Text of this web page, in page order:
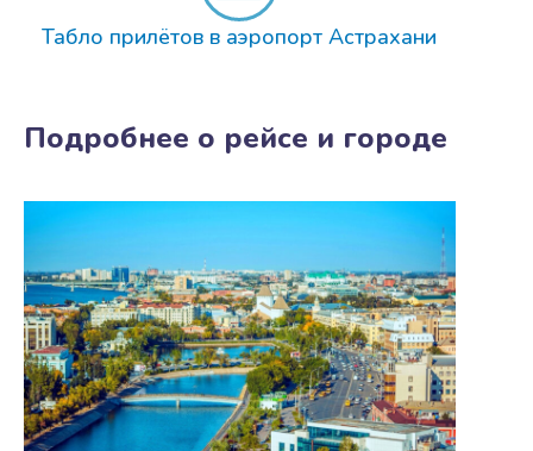
Табло прилётов в аэропорт Астрахани
Подробнее о рейсе и городе